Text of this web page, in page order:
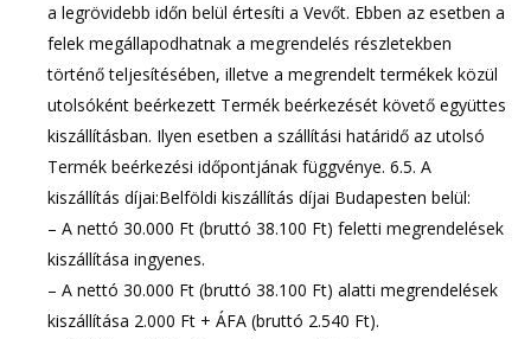
a legrövidebb időn belül értesíti a Vevőt. Ebben az esetben a
felek megállapodhatnak a megrendelés részletekben
történő teljesítésében, illetve a megrendelt termékek közül
utolsóként beérkezett Termék beérkezését követő együttes
kiszállításban. Ilyen esetben a szállítási határidő az utolsó
Termék beérkezési időpontjának függvénye. 6.5. A
kiszállítás díjai:Belföldi kiszállítás díjai Budapesten belül:
– A nettó 30.000 Ft (bruttó 38.100 Ft) feletti megrendelések
kiszállítása ingyenes.
– A nettó 30.000 Ft (bruttó 38.100 Ft) alatti megrendelések
kiszállítása 2.000 Ft + ÁFA (bruttó 2.540 Ft).